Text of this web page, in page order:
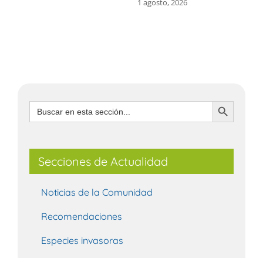
1 agosto, 2026
Buscar: Botón de búsqueda
Secciones de Actualidad
Noticias de la Comunidad
Recomendaciones
Especies invasoras